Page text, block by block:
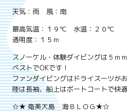
天気：雨 風：南
最高気温：１９℃ 水温：２０℃
透明度：１５ｍ
スノーケル・体験ダイビングは５ｍ
ベストでOKです！
ファンダイビングはドライスーツが
陸は長袖、船上はボートコートで快
☆★ 奄美大島 海ＢＬＯＧ★☆